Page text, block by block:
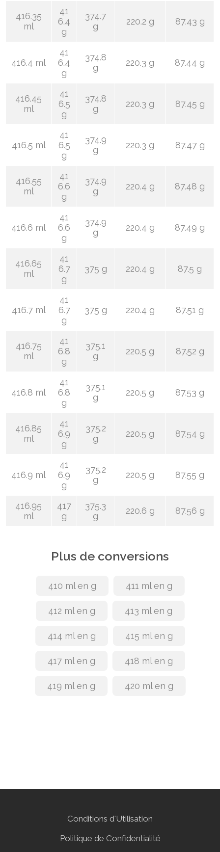
416.35
ml
41
6.4
g
374.7
g
220.2 g 87.43 g
416.4 ml
41
6.4
g
374.8
g
220.3 g 87.44 g
416.45
ml
41
6.5
g
374.8
g
220.3 g 87.45 g
416.5 ml
41
6.5
g
374.9
g
220.3 g 87.47 g
416.55
ml
41
6.6
g
374.9
g
220.4 g 87.48 g
416.6 ml
41
6.6
g
374.9
g
220.4 g 87.49 g
416.65
ml
41
6.7
g
375 g 220.4 g 87.5 g
416.7 ml
41
6.7
g
375 g 220.4 g 87.51 g
416.75
ml
41
6.8
g
375.1
g
220.5 g 87.52 g
416.8 ml
41
6.8
g
375.1
g
220.5 g 87.53 g
416.85
ml
41
6.9
g
375.2
g
220.5 g 87.54 g
416.9 ml
41
6.9
g
375.2
g
220.5 g 87.55 g
416.95
ml
417
g
375.3
g
220.6 g 87.56 g
Plus de conversions
410 ml en g 411 ml en g
412 ml en g 413 ml en g
414 ml en g 415 ml en g
417 ml en g 418 ml en g
419 ml en g 420 ml en g
Conditions d'Utilisation
Politique de Confidentialité